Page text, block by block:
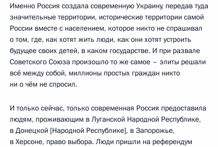
Именно Россия создала современную Украину, передав туда
значительные территории, исторические территории самой
России вместе с населением, которое никто не спрашивал
о том, где, как хотят жить люди, как они хотят устроить
будущее своих детей, в каком государстве. И при развале
Советского Союза произошло то же самое – элиты решали
всё между собой, миллионы простых граждан никто
ни о чём не спросил.
И только сейчас, только современная Россия предоставила
людям, проживающим в Луганской Народной Республике,
в Донецкой [Народной Республике], в Запорожье,
в Херсоне, право выбора. Люди пришли на референдум